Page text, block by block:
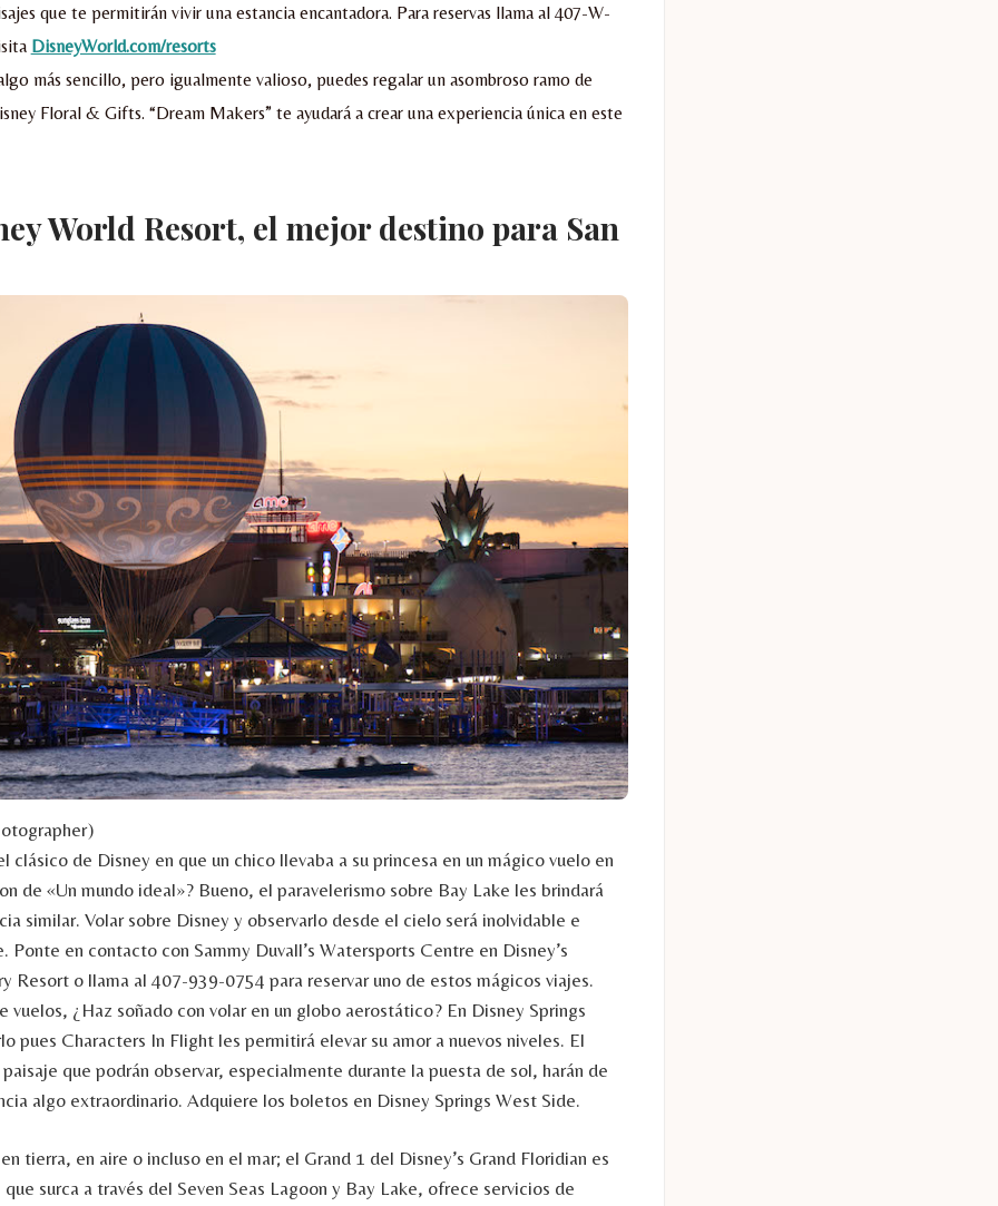
que te permitirán vivir una estancia encantadora. Para reservas llama al 407-W-
DisneyWorld.com/resorts
más sencillo, pero igualmente valioso, puedes regalar un asombroso ramo de
Floral & Gifts. “Dream Makers” te ayudará a crear una experiencia única en este
World Resort, el mejor destino para San
clásico de Disney en que un chico llevaba a su princesa en un mágico vuelo en
de «Un mundo ideal»? Bueno, el paravelerismo sobre Bay Lake les brindará
similar. Volar sobre Disney y observarlo desde el cielo será inolvidable e
Ponte en contacto con Sammy Duvall’s Watersports Centre en Disney’s
Resort o llama al 407-939-0754 para reservar uno de estos mágicos viajes.
vuelos, ¿Haz soñado con volar en un globo aerostático? En Disney Springs
pues Characters In Flight les permitirá elevar su amor a nuevos niveles. El
que podrán observar, especialmente durante la puesta de sol, harán de
algo extraordinario. Adquiere los boletos en Disney Springs West Side.
tierra, en aire o incluso en el mar; el Grand 1 del Disney’s Grand Floridian es
surca a través del Seven Seas Lagoon y Bay Lake, ofrece servicios de